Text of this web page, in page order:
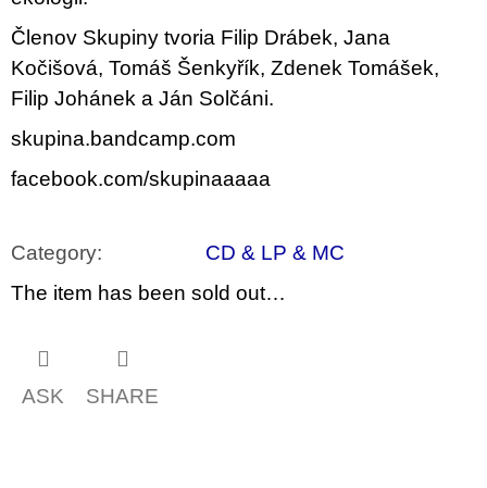
Členov Skupiny tvoria Filip Drábek, Jana
Kočišová, Tomáš Šenkyřík, Zdenek Tomášek,
Filip Johánek a Ján Solčáni.
skupina.bandcamp.com
facebook.com/skupinaaaaa
Category:
CD & LP & MC
The item has been sold out…
ASK SHARE